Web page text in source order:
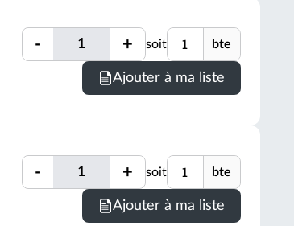
(voir
Quantité
- Quantité+ soit Unité bte
Ajouter à ma liste
Minimum
de
(voir
Quantité
- Quantité+ soit Unité bte
Ajouter à ma liste